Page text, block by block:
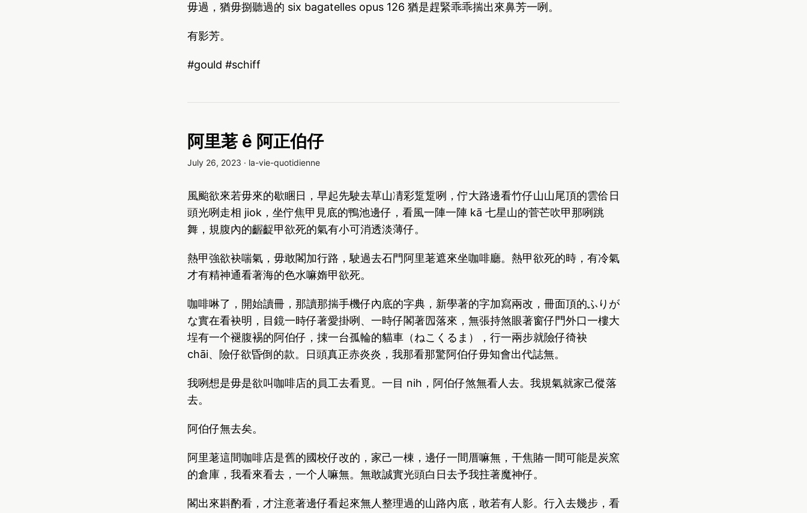
毋過，猶毋捌聽過的 six bagatelles opus 126 猶是趕緊乖乖揣出來鼻芳一咧。
有影芳。
#gould #schiff
阿里荖 ê 阿正伯仔
July 26, 2023 · la-vie-quotidienne
風颱欲來若毋來的歇睏日，早起先駛去草山凊彩踅踅咧，佇大路邊看竹仔山山尾頂的雲佮日
頭光咧走相 jiok，坐佇焦甲見底的鴨池邊仔，看風一陣一陣 kā 七星山的菅芒吹甲那咧跳
舞，規腹內的齷齪甲欲死的氣有小可消透淡薄仔。
熱甲強欲袂喘氣，毋敢閣加行路，駛過去石門阿里荖遮來坐咖啡廳。熱甲欲死的時，有冷氣
才有精神通看著海的色水嘛媠甲欲死。
咖啡啉了，開始讀冊，那讀那揣手機仔內底的字典，新學著的字加寫兩改，冊面頂的ふりが
な實在看袂明，目鏡一時仔著愛掛咧、一時仔閣著囥落來，無張持煞眼著窗仔門外口一樓大
埕有一个褪腹裼的阿伯仔，捒一台孤輪的貓車（ねこくるま），行一兩步就險仔徛袂
chāi、險仔欲昏倒的款。日頭真正赤炎炎，我那看那驚阿伯仔毋知會出代誌無。
我咧想是毋是欲叫咖啡店的員工去看覓。一目 nih，阿伯仔煞無看人去。我規氣就家己傱落
去。
阿伯仔無去矣。
阿里荖這間咖啡店是舊的國校仔改的，家己一棟，邊仔一間厝嘛無，干焦賰一間可能是炭窯
的倉庫，我看來看去，一个人嘛無。無敢誠實光頭白日去予我拄著魔神仔。
閣出來斟酌看，才注意著邊仔看起來無人整理過的山路內底，敢若有人影。行入去幾步，看